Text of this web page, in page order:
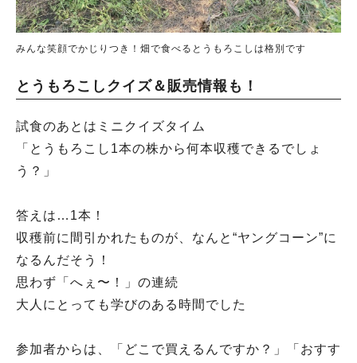
みんな笑顔でかじりつき！畑で食べるとうもろこしは格別です
とうもろこしクイズ＆販売情報も！
試食のあとはミニクイズタイム
「とうもろこし1本の株から何本収穫できるでしょ
う？」
答えは…1本！
収穫前に間引かれたものが、なんと“ヤングコーン”に
なるんだそう！
思わず「へぇ〜！」の連続
大人にとっても学びのある時間でした
参加者からは、「どこで買えるんですか？」「おすす